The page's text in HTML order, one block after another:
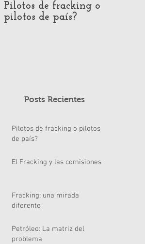
Pilotos de fracking o
pilotos de país?
Posts Recientes
Pilotos de fracking o pilotos
de país?
El Fracking y las comisiones
Fracking: una mirada
diferente
Petróleo: La matriz del
problema